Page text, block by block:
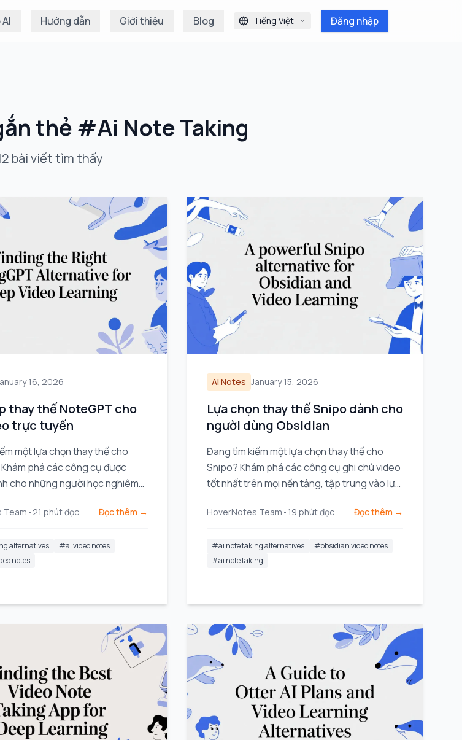
Hướng dẫn Giới thiệu Blog Tiếng Việt Đăng nhập
thẻ #Ai Note Taking
bài viếttìm thấy
16, 2026
thay thế NoteGPT cho
trực tuyến
một lựa chọn thay thế cho
phá các công cụ được
cho những người học nghiêm
và bối cảnh hình ảnh từ các
Team • 21 phút đọc Đọc thêm →
alternatives #ai video notes
notes
AI Notes January 15, 2026
Lựa chọn thay thế Snipo dành cho
người dùng Obsidian
Đang tìm kiếm một lựa chọn thay thế cho
Snipo? Khám phá các công cụ ghi chú video
tốt nhất trên mọi nền tảng, tập trung vào lưu
Obsidian.
HoverNotes Team • 19 phút đọc Đọc thêm →
#ai note taking alternatives #obsidian video notes
#ai note taking